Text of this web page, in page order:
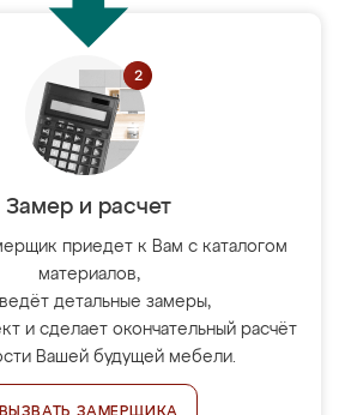
Замер и расчет
приедет к Вам с каталогом
материалов,
детальные замеры,
и сделает окончательный расчёт
Вашей будущей мебели.